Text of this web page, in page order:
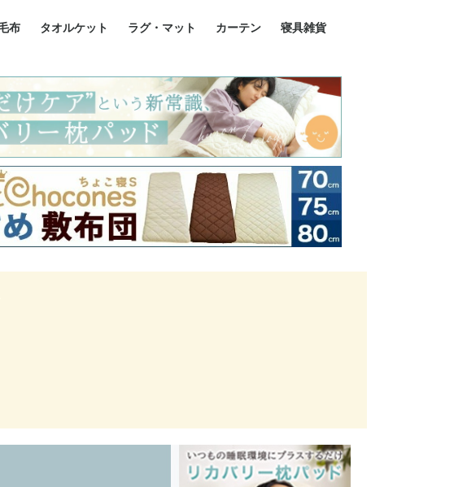
ジュニア 掛け布団カバー
シングル 掛け布団カバー
シングルロング 掛け布団
カバー
セミダブル 掛け布団カバ
ー
ダブル 掛け布団カバー
ダブルロング 掛け布団カ
バー
クィーン 掛け布団カバー
暖か 掛け布団カバー
ジュニア 敷布団カバー
セミシングル 敷布団カバ
ー
シングル 敷布団カバー
シングルロング 敷布団カ
バー
ダブル 敷布団カバー
35x50cm 枕カバー
43x63cm 枕カバー
50x70cm 枕カバー
シルク 枕カバー
シングル BOXシーツ
シングルロング BOXシー
ツ
セミダブル BOXシーツ
ダブル BOXシーツ
スーパーロング BOXシー
ツ
カバー2点セット
カバー3点セット
35×50cm
さめ 35×55cm
50×70cm
枕
枕
枕
枕・その他枕
布 タオルケット
ハーフサイズ
シングルサイズ
セミダブルサイズ
ダブルサイズ
接触冷感
天然素材 綿100%
ラグ・マット カーテン
既成カーテンのサイズ
遮光カーテン
レース・シアーカーテン
Disney ディズニーカーテ
ン
MOOMIN ムーミンカーテ
ン
PEANUTS ピーナツカー
テン (SNOOPY スヌーピ
ー)
寝具雑貨
美容・化粧品
シルク寝具・雑貨
HURONテクノロジー リ
カバリー寝具
ソファカバー
ひざ掛け
パジャマ
クッション
玄関・フロアーマット
ペット用ベッド
インテリア
その他寝具雑貨